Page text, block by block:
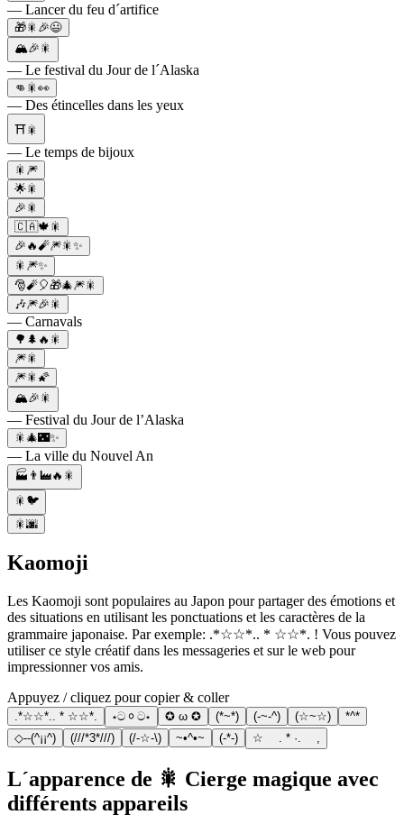
— Lancer du feu d´artifice
🎁🎇🎉😃
🏔️🎉🎇
— Le festival du Jour de l´Alaska
👊🎇👀
— Des étincelles dans les yeux
⛩🎇
— Le temps de bijoux
🎇🎆
🌟🎇
🎉🎇
🇨🇦🍁🎇
🎉🔥🧨🎆🎇✨
🎇🎆✨
🎅🧨🎈🎁🎄🎆🎇
🎶🎆🎉🎇
— Carnavals
🌳🌲🔥🎇
🎆🎇
🎆🎇🌠
🏔️🎉🎇
— Festival du Jour de l’Alaska
🎇🎄🌃✨
— La ville du Nouvel An
🏭👨‍🏭🔥🎇
🎇🐦
🎇🌆
Kaomoji
Les Kaomoji sont populaires au Japon pour partager des émotions et
des situations en utilisant les ponctuations et les caractères de la
grammaire japonaise. Par exemple: .*☆☆*.. * ☆☆*. ! Vous pouvez
utiliser ce style créatif dans les messageries et sur le web pour
impressionner vos amis.
Appuyez / cliquez pour copier & coller
.*☆☆*.. * ☆☆*. ⋆ටᆼට⋆ ✪ ω ✪ (*~*) (-~-^) (☆~☆)
*^*
◇--(^¡¡^)
(///*3*///) (/-☆-\) ~•^•~ (-*-) ☆ ゚. * ·. ゚,
L´apparence de 🎇 Cierge magique avec
différents appareils